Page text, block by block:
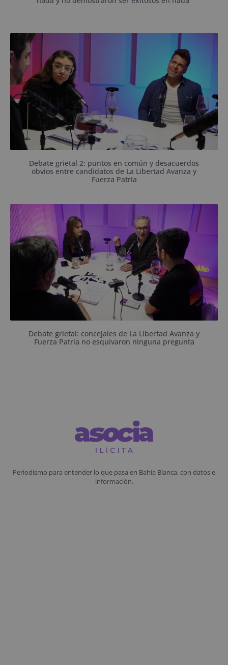
Jazmín Laffite y Luciano Cagiano no escaparon a
Debate grietal 2: puntos en común y desacuerdos
obvios entre candidatos de La Libertad Avanza y
Fuerza Patria
La libertaria Gisela Caputo y el peronista Claudio
Carucci pasaron por el programa.
Debate grietal: concejales de La Libertad Avanza y
Fuerza Patria no esquivaron ninguna pregunta
Periodismo para entender lo que pasa en Bahía Blanca, con datos e
información.